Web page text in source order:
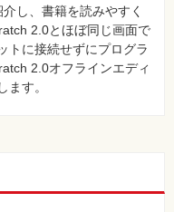
し、書籍を読みやすく
2.0とほぼ同じ画面で
トに接続せずにプログラ
2.0オフラインエディ
ます。